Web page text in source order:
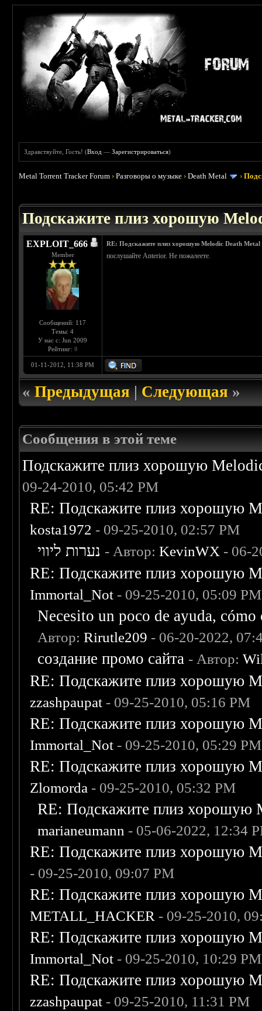
Здравствуйте, Гость! (Вход —Зарегистрироваться)
Metal Torrent Tracker Forum ›Разговоры о музыке ›Death Metal ›
Подскажите плиз хорошую
EXPLOIT_666
Member
Сообщений: 117
Темы: 4
У нас с: Jun 2009
Рейтинг: 0
RE: Подскажите плиз хорошую Melodic Death Metal
послушайте Anterior. Не пожалеете.
01-11-2012, 11:38 PM
«Предыдущая|Следующая»
Сообщения в этой теме
Подскажите плиз хорошую
09-24-2010, 05:42 PM
RE: Подскажите плиз хорошую
kosta1972 - 09-25-2010, 02:57 PM
נערות ליווי - Автор:KevinWX - 06-
RE: Подскажите плиз хорошую
Immortal_Not - 09-25-2010, 05:09 PM
Necesito un poco de ayuda,
Автор:Rirutle209 - 06-20-2022,
создание промо сайта - Автор:
RE: Подскажите плиз хорошую
zzashpaupat - 09-25-2010, 05:16 PM
RE: Подскажите плиз хорошую
Immortal_Not - 09-25-2010, 05:29 PM
RE: Подскажите плиз хорошую
Zlomorda - 09-25-2010, 05:32 PM
RE: Подскажите плиз хорошую
marianeumann - 05-06-2022, 12:34
RE: Подскажите плиз хорошую
- 09-25-2010, 09:07 PM
RE: Подскажите плиз хорошую
METALL_HACKER - 09-25-2010,
RE: Подскажите плиз хорошую
Immortal_Not - 09-25-2010, 10:29 PM
RE: Подскажите плиз хорошую
zzashpaupat - 09-25-2010, 11:31 PM